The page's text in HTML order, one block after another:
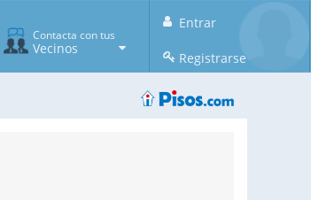
Entrar
Registrarse
Contacta con tus
Vecinos